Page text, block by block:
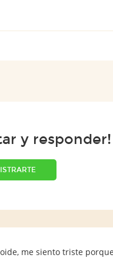
y responder!
me siento triste